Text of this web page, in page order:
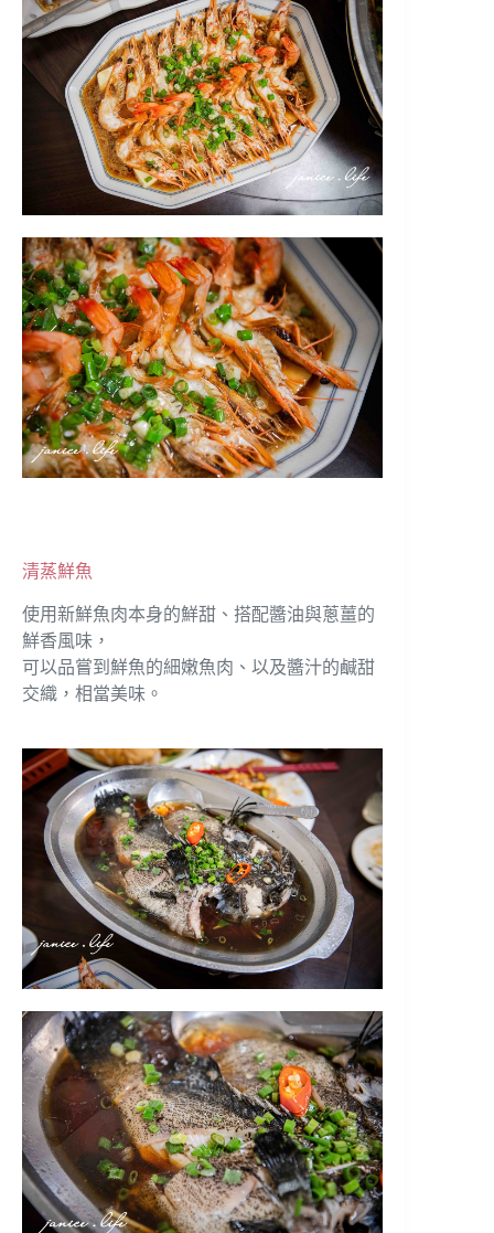
清蒸鮮魚
使用新鮮魚肉本身的鮮甜、搭配醬油與蔥薑的
鮮香風味，
可以品嘗到鮮魚的細嫩魚肉、以及醬汁的鹹甜
交織，相當美味。